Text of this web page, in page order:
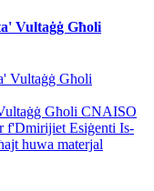
Vultaġġ Għoli
Għoli CNAISO
f'Dmirijiet Esiġenti Is-
huwa materjal